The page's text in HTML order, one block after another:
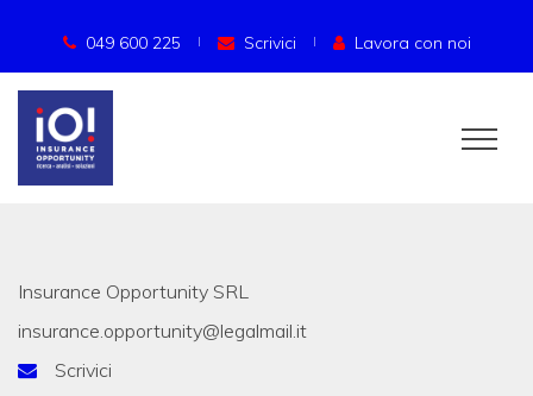
049 600 225 Scrivici Lavora con noi
Insurance Opportunity SRL
insurance.opportunity@legalmail.it
Scrivici